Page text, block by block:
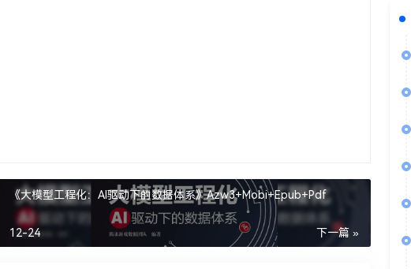
《大模型工程化：AI驱动下的数据体系》Azw3+Mobi+Epub+Pdf
下一篇 »
12-24